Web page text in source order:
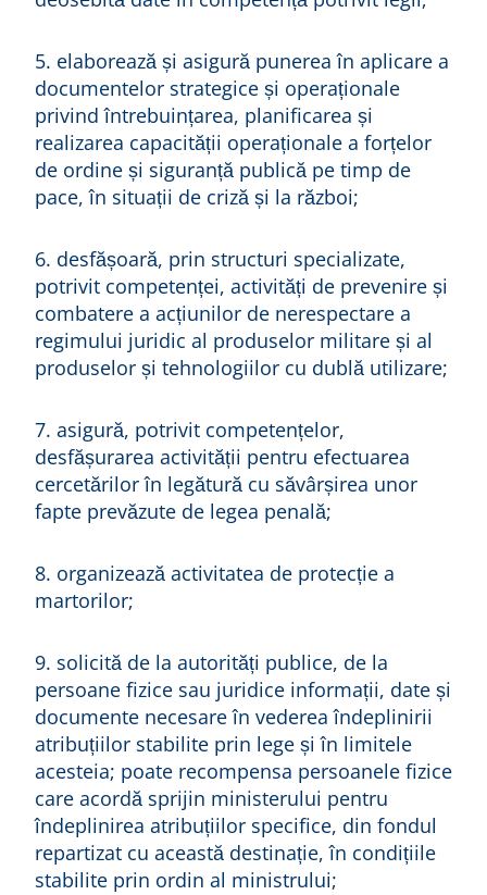
5. elaborează și asigură punerea în aplicare a
documentelor strategice și operaționale
privind întrebuințarea, planificarea și
realizarea capacității operaționale a forțelor
de ordine și siguranță publică pe timp de
pace, în situații de criză și la război;
6. desfășoară, prin structuri specializate,
potrivit competenței, activități de prevenire și
combatere a acțiunilor de nerespectare a
regimului juridic al produselor militare și al
produselor și tehnologiilor cu dublă utilizare;
7. asigură, potrivit competențelor,
desfășurarea activității pentru efectuarea
cercetărilor în legătură cu săvârșirea unor
fapte prevăzute de legea penală;
8. organizează activitatea de protecție a
martorilor;
9. solicită de la autorități publice, de la
persoane fizice sau juridice informații, date și
documente necesare în vederea îndeplinirii
atribuțiilor stabilite prin lege și în limitele
acesteia; poate recompensa persoanele fizice
care acordă sprijin ministerului pentru
îndeplinirea atribuțiilor specifice, din fondul
repartizat cu această destinație, în condițiile
stabilite prin ordin al ministrului;